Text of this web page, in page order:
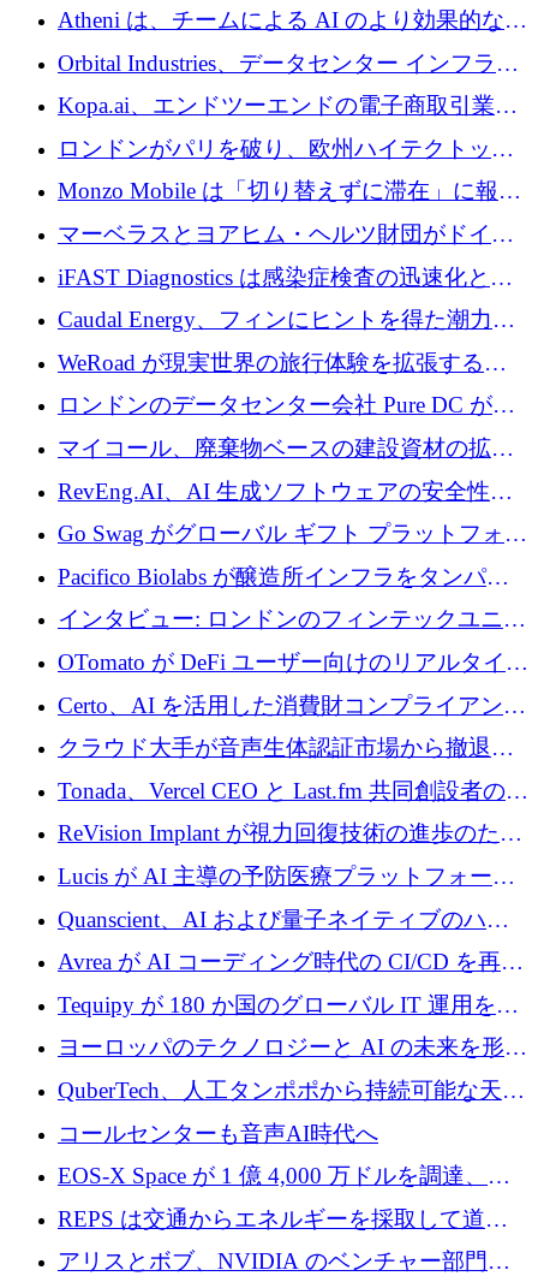
目を向けているため、InRentoの資金調達額は
1億ユーロを突破
Atheni は、チームによる AI のより効果的な使
用を支援するために 35 万ポンドを確保
Orbital Industries、データセンター インフラス
トラクチャ システムの拡張に 5,000 万ドルを
確保
Kopa.ai、エンドツーエンドの電子商取引業務
用の AI エージェントを構築するために 200
万ユーロを調達
ロンドンがパリを破り、欧州ハイテクトップ
の座を奪還
Monzo Mobile は「切り替えずに滞在」に報酬
を与える
マーベラスとヨアヒム・ヘルツ財団がドイツ
の商業化ギャップを埋めるために2,000万ユー
ロのディープテック基金を立ち上げる
iFAST Diagnostics は感染症検査の迅速化と抗
菌薬耐性への取り組みに 500 万ポンドを寄付
Caudal Energy、フィンにヒントを得た潮力発
電技術の規模拡大に向けて 430 万ポンドを調
WeRoad が現実世界の旅行体験を拡張するた
めに 5,800 万ドルを獲得
ロンドンのデータセンター会社 Pure DC が欧
州と中東の拡張に 27 億ドルを確保
マイコール、廃棄物ベースの建設資材の拡大
に400万ポンドを投資
RevEng.AI、AI 生成ソフトウェアの安全性を
確保するために 1,500 万ドルを調達
Go Swag がグローバル ギフト プラットフォー
ムを拡大するために 500 万ドルを調達
Pacifico Biolabs が醸造所インフラをタンパク
質生産に転換するために 700 万ユーロを調達
インタビュー: ロンドンのフィンテックユニコ
ーン Tide の CEO、オリバー・プリル氏
OTomato が DeFi ユーザー向けのリアルタイム
インテリジェンス レイヤーを構築するために
Improbable から 200 万ドルを調達
Certo、AI を活用した消費財コンプライアンス
プラットフォームのために 400 万ドルを調達
クラウド大手が音声生体認証市場から撤退す
るなか、Voxmindが54万6,000ポンドのプレシ
ード資金を調達
Tonada、Vercel CEO と Last.fm 共同創設者の支
援を受けてステルス撤退
ReVision Implant が視力回復技術の進歩のため
に 400 万ユーロを確保
Lucis が AI 主導の予防医療プラットフォーム
を拡大するためにシリーズ A で 2,000 万ドル
を調達
Quanscient、AI および量子ネイティブのハー
ドウェア エンジニアリングを推進するために
1,000 万ユーロを調達
Avrea が AI コーディング時代の CI/CD を再発
明するために 470 万ドルをかけてステルスか
ら浮上
Tequipy が 180 か国のグローバル IT 運用を自
動化するために 300 万ユーロ以上を調達
ヨーロッパのテクノロジーと AI の未来を形作
る: イノベーション リーダーが Nexus
Luxembourg 2026 に集まる理由
QuberTech、人工タンポポから持続可能な天然
ゴムを開発するために 340 万ポンドを調達
コールセンターも音声AI時代へ
EOS-X Space が 1 億 4,000 万ドルを調達、
Mistral が Emmi AI を買収、Bliq がエストニア
での完全無人道路運営を承認
REPS は交通からエネルギーを採取して道路
を発電所に変えるために 2,360 万ドルを調達
アリスとボブ、NVIDIA のベンチャー部門か